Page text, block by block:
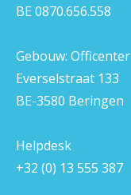
BE 0870.656.558
Gebouw: Officenter
Everselstraat 133
BE-3580 Beringen
Helpdesk
+32 (0) 13 555 387